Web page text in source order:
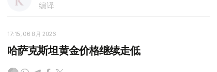
编译
17:15, 06 8月 2026
哈萨克斯坦黄金价格继续走低